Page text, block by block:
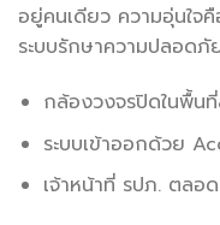
อยู่คนเดียว ความอุ่นใ
ระบบรักษาความปลอดภั
กล้องวงจรปิดในพื้น
ระบบเข้าออกด้วย
เจ้าหน้าที่ รปภ. ตลอ